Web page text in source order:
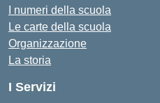
I numeri della scuola
Le carte della scuola
Organizzazione
La storia
I Servizi